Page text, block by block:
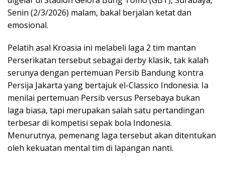
Senin (2/3/2026) malam, bakal berjalan ketat dan
emosional.
Pelatih asal Kroasia ini melabeli laga 2 tim mantan
Perserikatan tersebut sebagai derby klasik, tak kalah
serunya dengan pertemuan Persib Bandung kontra
Persija Jakarta yang bertajuk el-Classico Indonesia. Ia
menilai pertemuan Persib versus Persebaya bukan
laga biasa, tapi merupakan salah satu pertandingan
terbesar di kompetisi sepak bola Indonesia.
Menurutnya, pemenang laga tersebut akan ditentukan
oleh kekuatan mental tim di lapangan nanti.